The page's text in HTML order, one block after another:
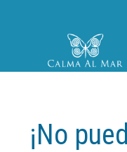
¡No